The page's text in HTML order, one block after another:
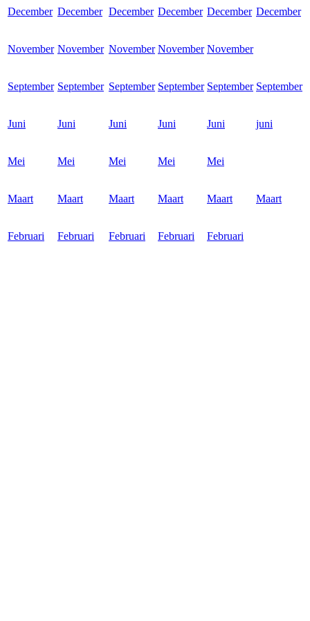
December December December December December December
November November November November November
September September September September September September
Juni Juni Juni Juni Juni juni
Mei Mei Mei Mei Mei
Maart Maart Maart Maart Maart Maart
Februari Februari Februari Februari Februari